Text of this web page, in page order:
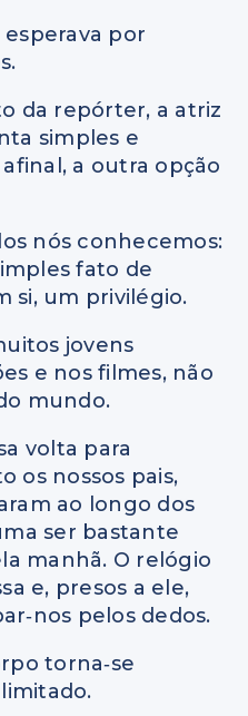
por
da repórter, a atriz
simples e
a outra opção
nós conhecemos:
fato de
si, um privilégio.
jovens
e nos filmes, não
mundo.
volta para
os nossos pais,
ao longo dos
ser bastante
manhã. O relógio
e, presos a ele,
pelos dedos.
torna‑se